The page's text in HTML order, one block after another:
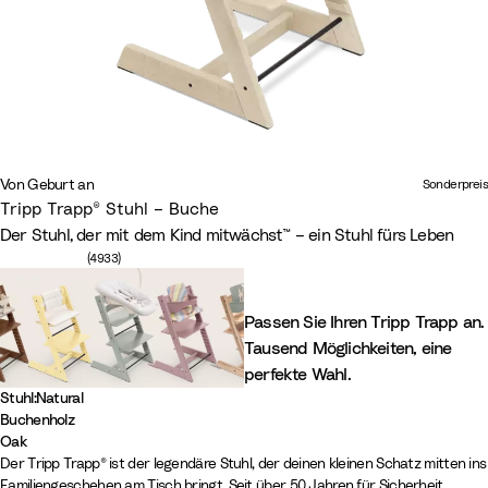
Sonderpreis
Von Geburt an
Tripp Trapp® Stuhl – Buche
Der Stuhl, der mit dem Kind mitwächst™ – ein Stuhl fürs Leben
Anzahl der Bewertungen: 4933
(4933)
Passen Sie Ihren Tripp Trapp an.
Tausend Möglichkeiten, eine
perfekte Wahl.
Stuhl:Natural
Buchenholz
N
a
S
c
W
h
W
h
S
t
G
l
W
a
H
e
V
a
W
i
L
e
C
a
Oak
O
O
Der Tripp Trapp® ist der legendäre Stuhl, der deinen kleinen Schatz mitten ins